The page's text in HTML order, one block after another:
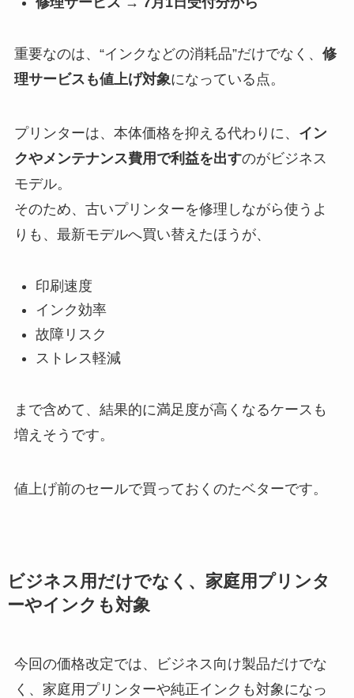
重要なのは、“インクなどの消耗品”だけでなく、 修
理サービスも値上げ対象になっている点。
プリンターは、本体価格を抑える代わりに、 イン
クやメンテナンス費用で利益を出すのがビジネス
モデル。
そのため、古いプリンターを修理しながら使うよ
りも、最新モデルへ買い替えたほうが、
印刷速度
インク効率
故障リスク
ストレス軽減
まで含めて、結果的に満足度が高くなるケースも
増えそうです。
値上げ前のセールで買っておくのたベターです。
ビジネス用だけでなく、家庭用プリンタ
ーやインクも対象
今回の価格改定では、ビジネス向け製品だけでな
く、家庭用プリンターや純正インクも対象になっ